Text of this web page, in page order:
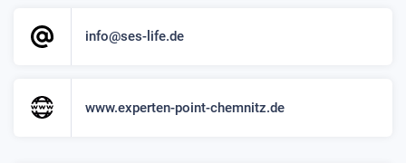
info@ses-life.de
www.experten-point-chemnitz.de